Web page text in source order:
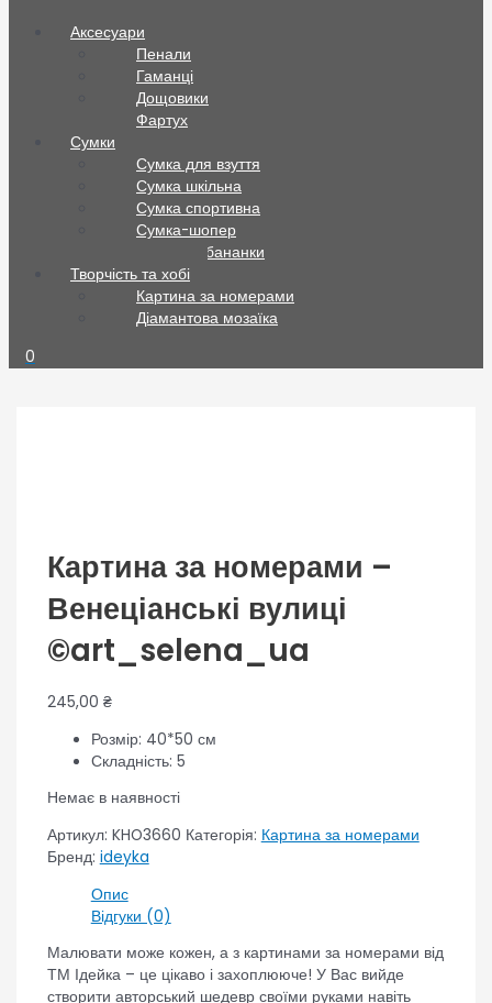
Аксесуари
Пенали
Гаманці
Дощовики
Фартух
Сумки
Сумка для взуття
Сумка шкільна
Сумка спортивна
Сумка-шопер
Сумки та бананки
Творчість та хобі
Картина за номерами
Діамантова мозаїка
0
Картина за номерами –
Венеціанські вулиці
©art_selena_ua
245,00 ₴
Розмір: 40*50 см
Складність: 5
Немає в наявності
Артикул: KHO3660 Категорія: Картина за номерами
Бренд: ideyka
Опис
Відгуки (0)
Малювати може кожен, а з картинами за номерами від
ТМ Ідейка – це цікаво і захоплююче! У Вас вийде
створити авторський шедевр своїми руками навіть